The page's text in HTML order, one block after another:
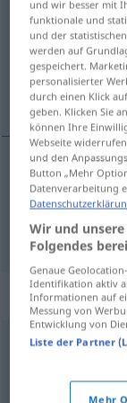
Übersicht
(Für mehr Details
amoríos, ligue
amoríosmpl
liguem
und wir besser mit
funktionale und
und der
werden auf
gespeichert.
personalisierter
durch einen Klick
geben. Klicken Sie
können Ihre
Webseite
und den
Button „Mehr
Datenverarbeitung
Wir und
Folgendes
Genaue
Identifikation aktiv
Informationen auf
Messung von
Entwicklung von
Liste der Partner
Mehr